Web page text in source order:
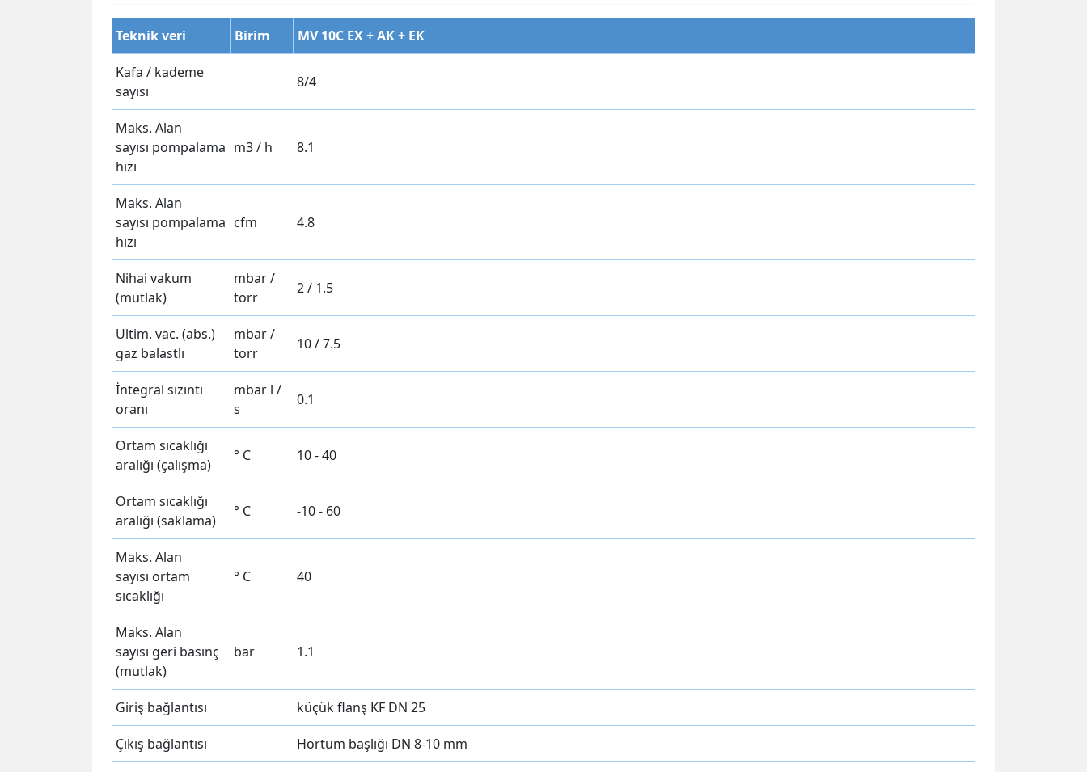
Teknik veri Birim MV 10C EX + AK + EK
Kafa / kademe
sayısı
8/4
Maks. Alan
sayısı pompalama
hızı
m3 / h 8.1
Maks. Alan
sayısı pompalama
hızı
cfm 4.8
Nihai vakum
(mutlak)
mbar /
torr
2 / 1.5
Ultim. vac. (abs.)
gaz balastlı
mbar /
torr
10 / 7.5
İntegral sızıntı
oranı
mbar l /
s
0.1
Ortam sıcaklığı
aralığı (çalışma)
° C 10 - 40
Ortam sıcaklığı
aralığı (saklama)
° C -10 - 60
Maks. Alan
sayısı ortam
sıcaklığı
° C 40
Maks. Alan
sayısı geri basınç
(mutlak)
bar 1.1
Giriş bağlantısı küçük flanş KF DN 25
Çıkış bağlantısı Hortum başlığı DN 8-10 mm